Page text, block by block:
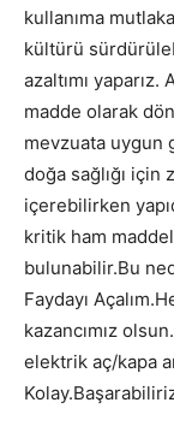
kullanıma
kültürü
azaltımı
madde olarak
mevzuata uygun
doğa sağlığı için
içerebilirken
kritik ham
bulunabilir.Bu
Faydayı
kazancımız
elektrik aç/kapa